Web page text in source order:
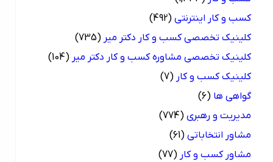
کسب و کار اینترنتی (492)
کلینیک تخصصی کسب و کار دکتر میر (735)
کلینیک تخصصی مشاوره کسب و کار دکتر میر (104)
کلینیک کسب و کار (7)
گواهی ها (6)
مدیریت و رهبری (774)
مشاور انتخاباتی (61)
مشاور کسب و کار (77)